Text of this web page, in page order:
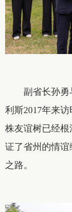
副省长孙勇
利斯2017年来
株友谊树已经
证了省州的情
之路。